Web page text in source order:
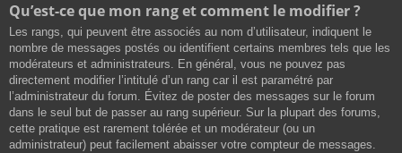
Qu’est-ce que mon rang et comment le modifier ?
Les rangs, qui peuvent être associés au nom d’utilisateur, indiquent le
nombre de messages postés ou identifient certains membres tels que les
modérateurs et administrateurs. En général, vous ne pouvez pas
directement modifier l’intitulé d’un rang car il est paramétré par
l’administrateur du forum. Évitez de poster des messages sur le forum
dans le seul but de passer au rang supérieur. Sur la plupart des forums,
cette pratique est rarement tolérée et un modérateur (ou un
administrateur) peut facilement abaisser votre compteur de messages.